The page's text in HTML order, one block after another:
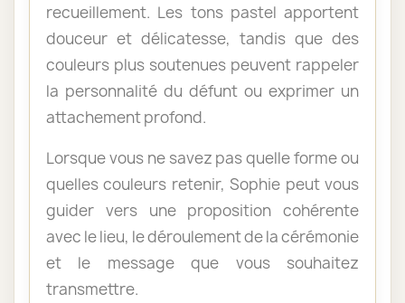
recueillement. Les tons pastel apportent
douceur et délicatesse, tandis que des
couleurs plus soutenues peuvent rappeler
la personnalité du défunt ou exprimer un
attachement profond.
Lorsque vous ne savez pas quelle forme ou
quelles couleurs retenir, Sophie peut vous
guider vers une proposition cohérente
avec le lieu, le déroulement de la cérémonie
et le message que vous souhaitez
transmettre.